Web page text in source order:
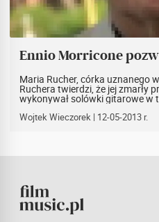
Ennio Morricone
Maria Rucher, córka uznanego
Ruchera twierdzi, że jej zmarły
wykonywał solówki gitarowe w
Wojtek Wieczorek | 12-05-2013 r.